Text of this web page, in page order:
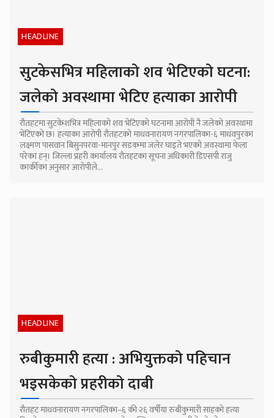
HEADLINE
सुटकेसभित्र महिलाको शव भेटिएको घटना:
जलेको अवस्थामा भेटिए हत्याका आरोपी
रौतहटमा सुटकेशभित्र महिलाको शव भेटिएको घटनामा आरोपी नै जलेको अवस्थामा
भेटिएको छ। हत्याका आरोपी रौतहटको माधवनारायण नगरपालिका-६ माधवपुरका
लक्ष्मण पासवान बिसुनपरवा-मानपुर सडकमा जलेर घाइते भएको अवस्थामा फेला
परेका हन्। जिल्ला प्रहरी कार्यालय रौतहटका सूचना अधिकारी डिएसपी राजु
कार्कीका अनुसार आरोपीले...
HEADLINE
रुबीकुमारी हत्या : अभियुक्तको पहिचान
भइसकेको प्रहरीको दाबी
रौतहट माधवनारायण नगरपालिका–६ की २६ वर्षीया रुबीकुमारी साहको हत्या